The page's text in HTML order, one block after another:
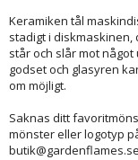
Keramiken tål
stadigt i
står och slår mot
godset och glasyren
om möjligt.
Saknas ditt
mönster eller logotyp